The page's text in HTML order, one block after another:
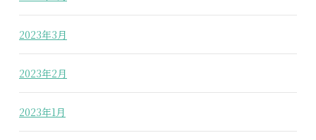
2023年3月
2023年2月
2023年1月